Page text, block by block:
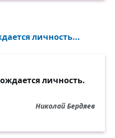
личность...
личность.
Николай Бердяев